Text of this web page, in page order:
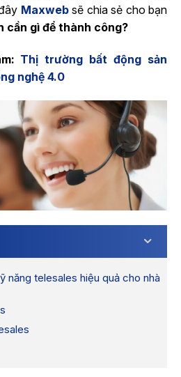
Maxwebsẽ chia sẻ cho bạn
cần gì để thành công?
Thị trường bất động sản
nghệ 4.0
năng telesales hiệu quả cho nhà